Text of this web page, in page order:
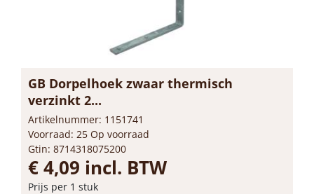
GB Dorpelhoek zwaar thermisch
verzinkt 2...
Artikelnummer: 1151741
Voorraad: 25 Op voorraad
Gtin: 8714318075200
€ 4,09 incl. BTW
Prijs per 1 stuk